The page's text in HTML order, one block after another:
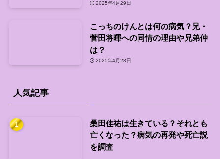
2025年4月29日
こっちのけんとは何の病気？兄・
菅田将暉への同情の理由や兄弟仲
は？
2025年4月23日
人気記事
桑田佳祐は生きている？それとも
亡くなった？病気の再発や死亡説
を調査